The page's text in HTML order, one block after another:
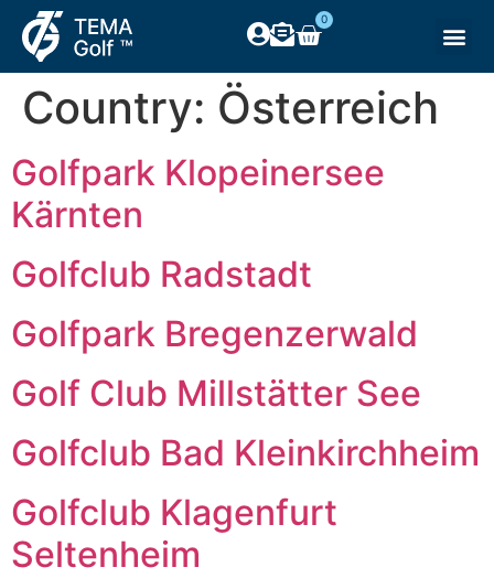
0
Country: Österreich
Golfpark Klopeinersee
Kärnten
Golfclub Radstadt
Golfpark Bregenzerwald
Golf Club Millstätter See
Golfclub Bad Kleinkirchheim
Golfclub Klagenfurt
Seltenheim